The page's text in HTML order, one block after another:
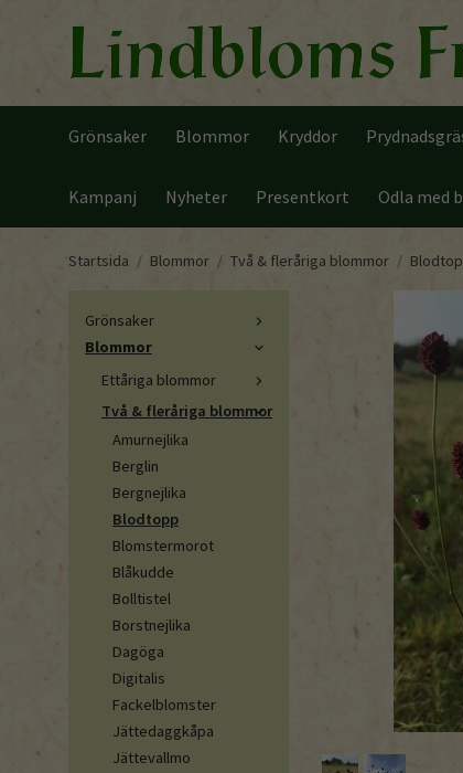
Grönsaker Blommor Kryddor
Kampanj Nyheter Presentkort Odla med
Startsida / Blommor / Två & fleråriga blommor /
Grönsaker
Blommor
Ettåriga blommor
Två & fleråriga blommor
Amurnejlika
Berglin
Bergnejlika
Blodtopp
Blomstermorot
Blåkudde
Bolltistel
Borstnejlika
Dagöga
Digitalis
Fackelblomster
Jättedaggkåpa
Jättevallmo